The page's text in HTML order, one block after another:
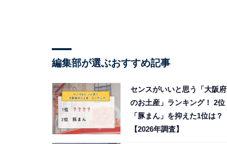
編集部が選ぶおすすめ記事
センスがいいと思う「大阪府
のお土産」ランキング！ 2位
「豚まん」を抑えた1位は？
【2026年調査】